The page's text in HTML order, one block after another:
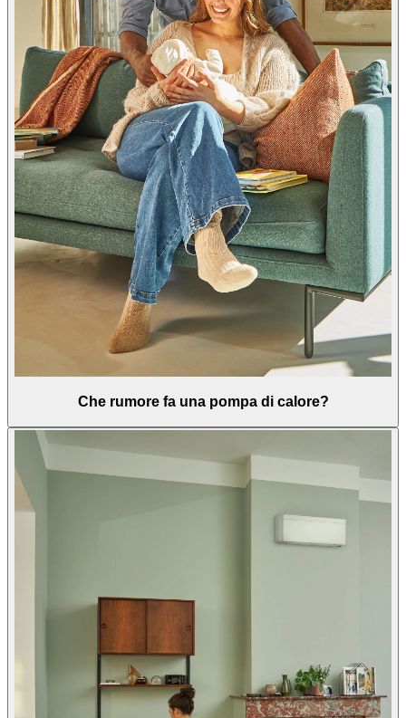
Che rumore fa una pompa di calore?